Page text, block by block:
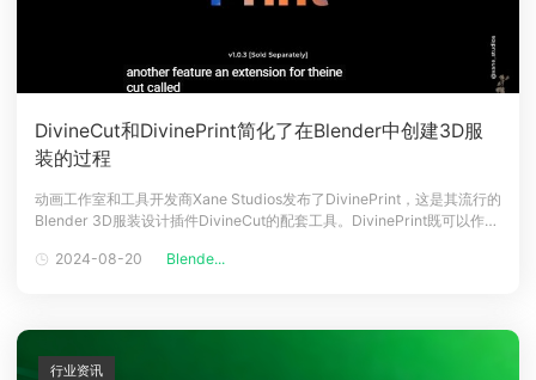
DivineCut和DivinePrint简化了在Blender中创建3D服
装的过程
动画工作室和工具开发商Xane Studios发布了DivinePrint，这是其流行的
Blender 3D服装设计插件DivineCut的配套工具。DivinePrint既可以作为
贴花成为可能，比如标志、贴纸和图案。DivineCut：Blender中创建动画
2024-08-20 Blende...
行业资讯